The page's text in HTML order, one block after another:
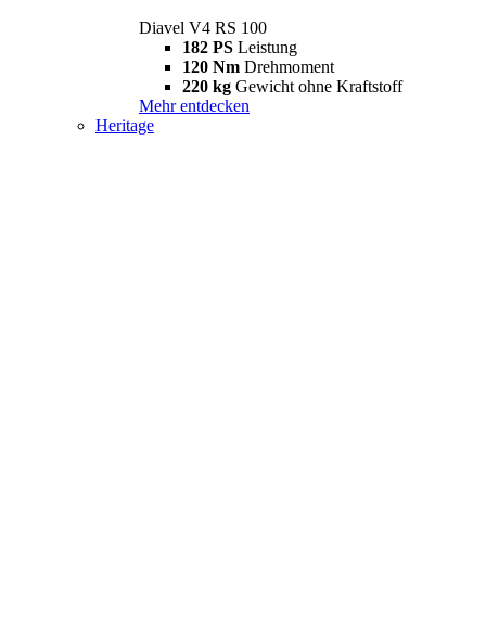
Diavel V4 RS 100
182 PS Leistung
120 Nm Drehmoment
220 kg Gewicht ohne Kraftstoff
Mehr entdecken
Heritage